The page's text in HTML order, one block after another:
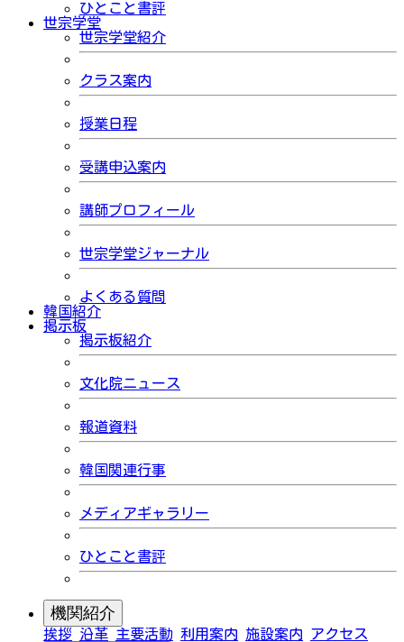
ひとこと書評
世宗学堂
世宗学堂紹介
クラス案内
授業日程
受講申込案内
講師プロフィール
世宗学堂ジャーナル
よくある質問
韓国紹介
掲示板
掲示板紹介
文化院ニュース
報道資料
韓国関連行事
メディアギャラリー
ひとこと書評
機関紹介
挨拶 沿革 主要活動 利用案内 施設案内 アクセス